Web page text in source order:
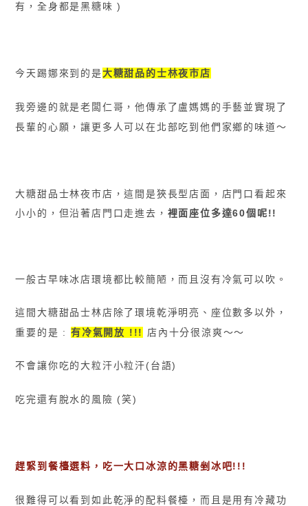
有，全身都是黑糖味 )
今天踢娜來到的是大糖甜品的士林夜市店
我旁邊的就是老闆仁哥，他傳承了盧媽媽的手藝並實現了
長輩的心願，讓更多人可以在北部吃到他們家鄉的味道〜
大糖甜品士林夜市店，這間是狹長型店面，店門口看起來
小小的，但沿著店門口走進去， 裡面座位多達60個呢!!
一般古早味冰店環境都比較簡陋，而且沒有冷氣可以吹。
這間大糖甜品士林店除了環境乾淨明亮 、 座位數多以外，
重要的是 :有冷氣開放 !!! 店內十分很涼爽〜〜
不會讓你吃的大粒汗小粒汗(台語)
吃完還有脫水的風險 (笑)
趕緊到餐檯選料，吃一大口冰涼的黑糖剉冰吧!!!
很難得可以看到如此乾淨的配料餐檯，而且是用有冷藏功